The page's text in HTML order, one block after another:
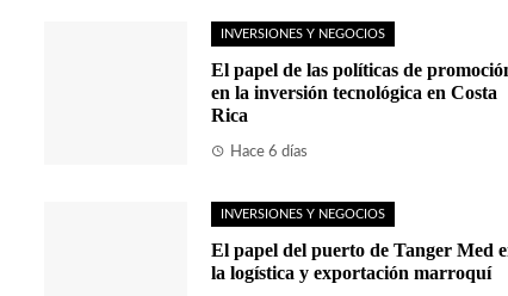
INVERSIONES Y NEGOCIOS
El papel de las políticas de
en la inversión tecnológica en Costa
Rica
Hace 6 días
INVERSIONES Y NEGOCIOS
El papel del puerto de Tanger Med
la logística y exportación marroquí